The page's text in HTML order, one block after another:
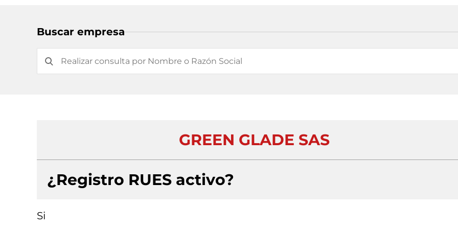
Buscar empresa
GREEN GLADE SAS
¿Registro RUES activo?
Si